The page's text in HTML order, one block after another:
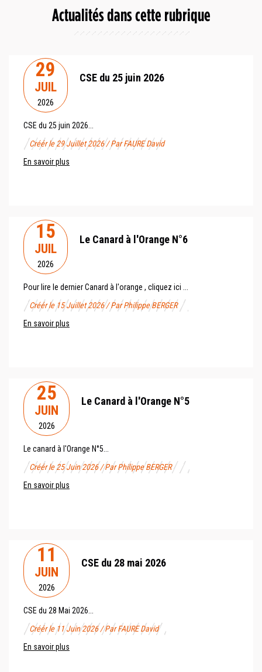
Actualités dans cette rubrique
29
JUIL
2026
CSE du 25 juin 2026
CSE du 25 juin 2026...
Créér le 29 Juillet 2026 / Par FAURE David
En savoir plus
15
JUIL
2026
Le Canard à l'Orange N°6
Pour lire le dernier Canard à l'orange , cliquez ici ...
Créér le 15 Juillet 2026 / Par Philippe BERGER
En savoir plus
25
JUIN
2026
Le Canard à l'Orange N°5
Le canard à l'Orange N°5...
Créér le 25 Juin 2026 / Par Philippe BERGER
En savoir plus
11
JUIN
2026
CSE du 28 mai 2026
CSE du 28 Mai 2026...
Créér le 11 Juin 2026 / Par FAURE David
En savoir plus